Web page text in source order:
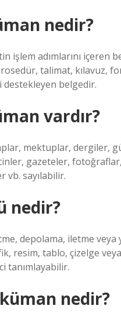
nedir?
işlem adımlarını
talimat, kılavuz,
belgedir.
vardır?
mektuplar, dergiler,
gazeteler, fotoğraflar,
vb. sayılabilir.
nedir?
depolama, iletme veya
resim, tablo, çizelge
tanımlayabilir.
nedir?